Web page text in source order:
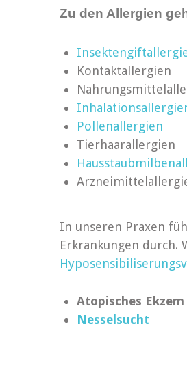
Zu den Allergien
Kontaktallergien
Pollenallergien
Tierhaarallergien
In unseren Praxen
Erkrankungen durch.
Atopisches
Nesselsucht